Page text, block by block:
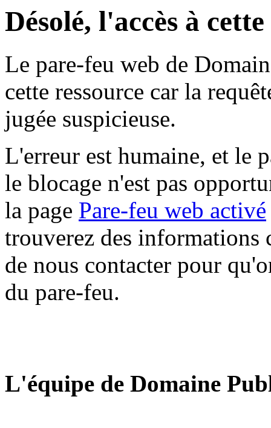
Désolé, l'accès à
Le pare-feu web de
cette ressource car la
jugée suspicieuse.
L'erreur est humaine, et le
le blocage n'est pas
la page Pare-feu web activé
trouverez des informations
de nous contacter pour
du pare-feu.
L'équipe de Domaine